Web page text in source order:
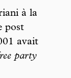
à la
post
avait
party